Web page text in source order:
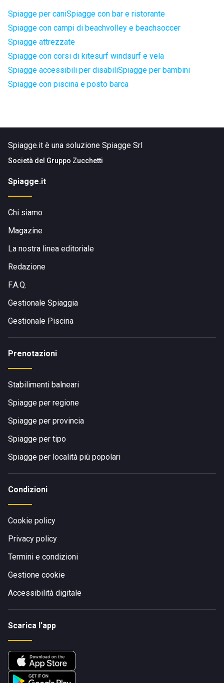
Spiagge per caniSpiagge con bar e ristorante
Spiagge con campi di beachvolley e beachsoccer
Spiagge attrezzate
Spiagge con corsi di kitesurf windsurf e vela
Spiagge accessibili per disabiliSpiagge per bambini
Spiagge con piscina e posto barca
Spiagge.it è una soluzione Spiagge Srl
Società del Gruppo Zucchetti
Spiagge.it
Chi siamo
Magazine
La nostra linea editoriale
Redazione
F.A.Q.
Gestionale Spiaggia
Gestionale Piscina
Prenotazioni
Stabilimenti balneari
Spiagge per regione
Spiagge per provincia
Spiagge per tipo
Spiagge per località più popolari
Condizioni
Cookie policy
Privacy policy
Termini e condizioni
Gestione cookie
Accessibilità digitale
Scarica l'app